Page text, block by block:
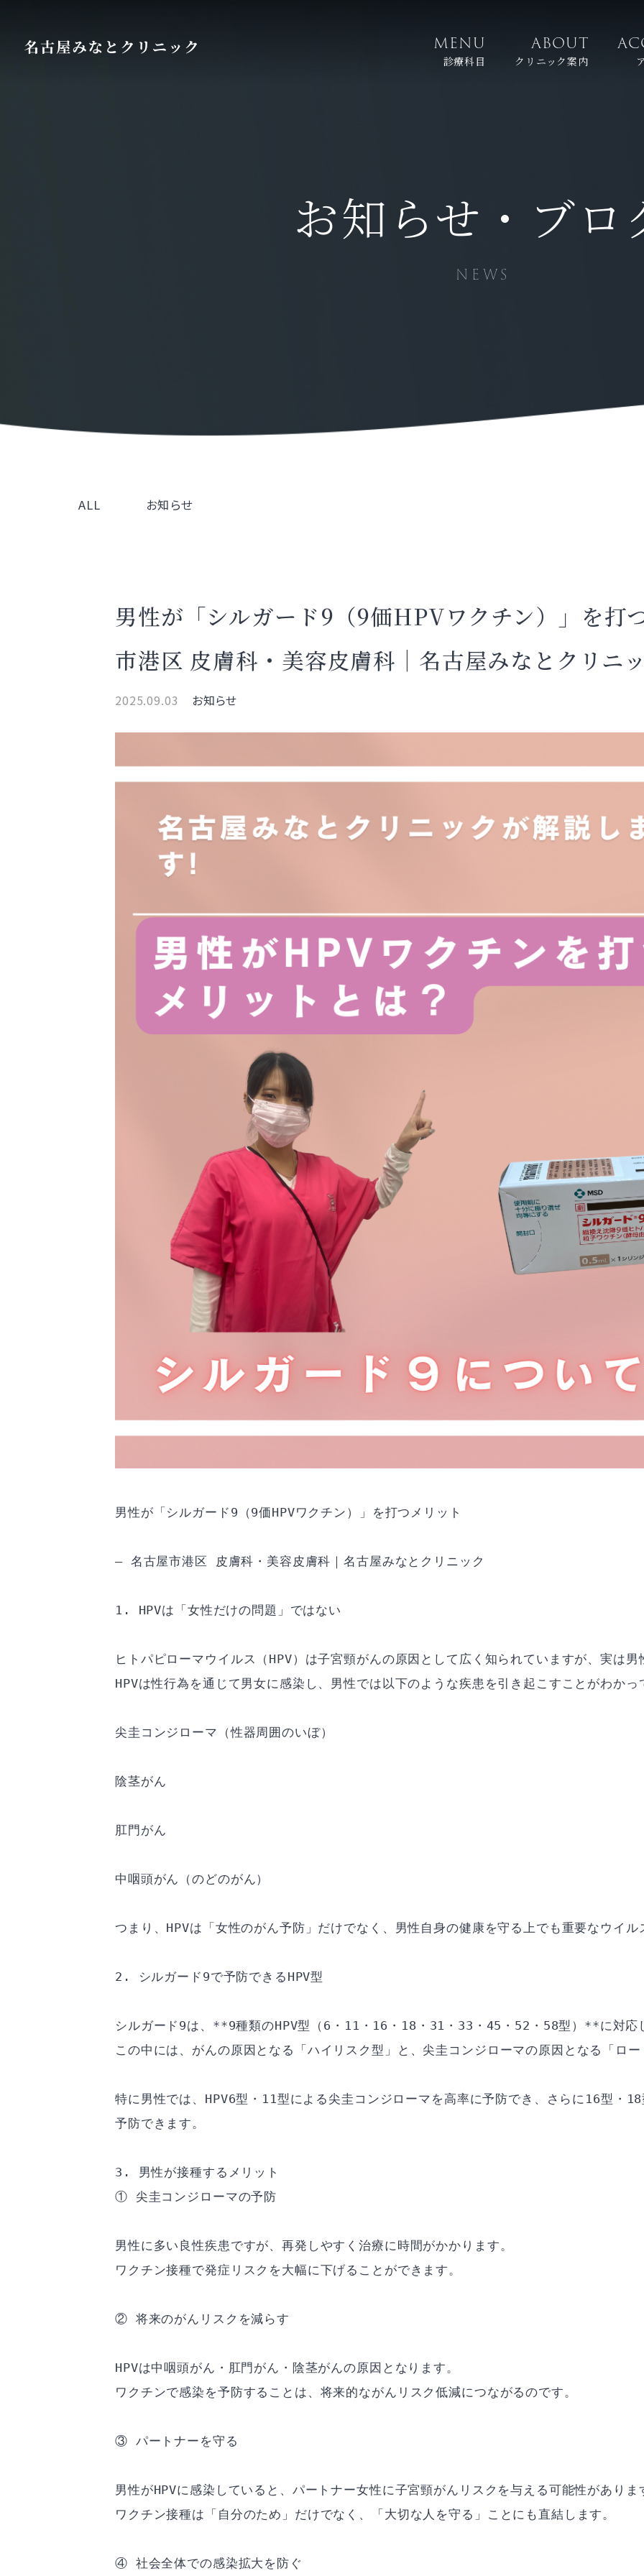
MENU
診療科目
ABOUT
クリニック案内
お知らせ・ブロ
NEWS
ALL お知らせ
男性が「シルガード9（9価HPVワクチン）」を
市港区 皮膚科・美容皮膚科｜名古屋みなとクリニ
2025.09.03 お知らせ
男性が「シルガード9（9価HPVワクチン）」を打つメリット
— 名古屋市港区 皮膚科・美容皮膚科｜名古屋みなとクリニック
1. HPVは「女性だけの問題」ではない
ヒトパピローマウイルス（HPV）は子宮頸がんの原因として広く知られていますが、実は
HPVは性行為を通じて男女に感染し、男性では以下のような疾患を引き起こすことがわかっ
尖圭コンジローマ（性器周囲のいぼ）
陰茎がん
肛門がん
中咽頭がん（のどのがん）
つまり、HPVは「女性のがん予防」だけでなく、男性自身の健康を守る上でも重要なウイル
2. シルガード9で予防できるHPV型
シルガード9は、**9種類のHPV型（6・11・16・18・31・33・45・52・58型）**に対応
この中には、がんの原因となる「ハイリスク型」と、尖圭コンジローマの原因となる「ロ
特に男性では、HPV6型・11型による尖圭コンジローマを高率に予防でき、さらに16型・
予防できます。
3. 男性が接種するメリット
① 尖圭コンジローマの予防
男性に多い良性疾患ですが、再発しやすく治療に時間がかかります。
ワクチン接種で発症リスクを大幅に下げることができます。
② 将来のがんリスクを減らす
HPVは中咽頭がん・肛門がん・陰茎がんの原因となります。
ワクチンで感染を予防することは、将来的ながんリスク低減につながるのです。
③ パートナーを守る
男性がHPVに感染していると、パートナー女性に子宮頸がんリスクを与える可能性がありま
ワクチン接種は「自分のため」だけでなく、「大切な人を守る」ことにも直結します。
④ 社会全体での感染拡大を防ぐ